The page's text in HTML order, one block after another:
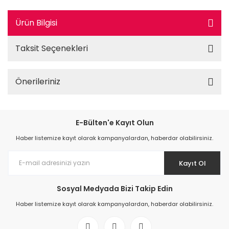
Ürün Bilgisi
Taksit Seçenekleri
Önerileriniz
E-Bülten'e Kayıt Olun
Haber listemize kayıt olarak kampanyalardan, haberdar olabilirsiniz.
Kayıt Ol
Sosyal Medyada Bizi Takip Edin
Haber listemize kayıt olarak kampanyalardan, haberdar olabilirsiniz.